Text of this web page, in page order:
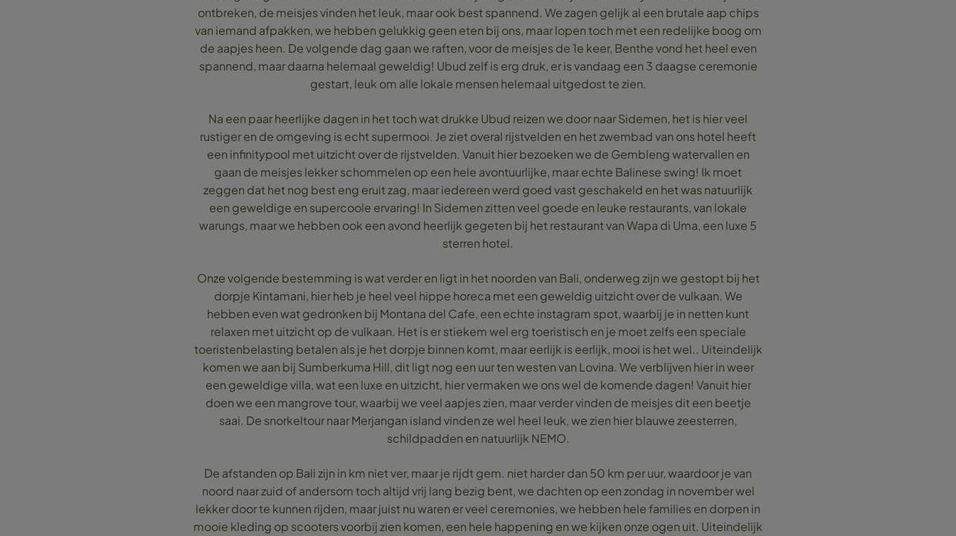
ontbreken, de meisjes vinden het leuk, maar ook best spannend. We zagen gelijk al een brutale aap chips
van iemand afpakken, we hebben gelukkig geen eten bij ons, maar lopen toch met een redelijke boog om
de aapjes heen. De volgende dag gaan we raften, voor de meisjes de 1e keer, Benthe vond het heel even
spannend, maar daarna helemaal geweldig! Ubud zelf is erg druk, er is vandaag een 3 daagse ceremonie
gestart, leuk om alle lokale mensen helemaal uitgedost te zien.
Na een paar heerlijke dagen in het toch wat drukke Ubud reizen we door naar Sidemen, het is hier veel
rustiger en de omgeving is echt supermooi. Je ziet overal rijstvelden en het zwembad van ons hotel heeft
een infinitypool met uitzicht over de rijstvelden. Vanuit hier bezoeken we de Gembleng watervallen en
gaan de meisjes lekker schommelen op een hele avontuurlijke, maar echte Balinese swing! Ik moet
zeggen dat het nog best eng eruit zag, maar iedereen werd goed vast geschakeld en het was natuurlijk
een geweldige en supercoole ervaring! In Sidemen zitten veel goede en leuke restaurants, van lokale
warungs, maar we hebben ook een avond heerlijk gegeten bij het restaurant van Wapa di Uma, een luxe 5
sterren hotel.
Onze volgende bestemming is wat verder en ligt in het noorden van Bali, onderweg zijn we gestopt bij het
dorpje Kintamani, hier heb je heel veel hippe horeca met een geweldig uitzicht over de vulkaan. We
hebben even wat gedronken bij Montana del Cafe, een echte instagram spot, waarbij je in netten kunt
relaxen met uitzicht op de vulkaan. Het is er stiekem wel erg toeristisch en je moet zelfs een speciale
toeristenbelasting betalen als je het dorpje binnen komt, maar eerlijk is eerlijk, mooi is het wel.. Uiteindelijk
komen we aan bij Sumberkuma Hill, dit ligt nog een uur ten westen van Lovina. We verblijven hier in weer
een geweldige villa, wat een luxe en uitzicht, hier vermaken we ons wel de komende dagen! Vanuit hier
doen we een mangrove tour, waarbij we veel aapjes zien, maar verder vinden de meisjes dit een beetje
saai. De snorkeltour naar Merjangan island vinden ze wel heel leuk, we zien hier blauwe zeesterren,
schildpadden en natuurlijk NEMO.
De afstanden op Bali zijn in km niet ver, maar je rijdt gem. niet harder dan 50 km per uur, waardoor je van
noord naar zuid of andersom toch altijd vrij lang bezig bent, we dachten op een zondag in november wel
lekker door te kunnen rijden, maar juist nu waren er veel ceremonies, we hebben hele families en dorpen in
mooie kleding op scooters voorbij zien komen, een hele happening en we kijken onze ogen uit. Uiteindelijk